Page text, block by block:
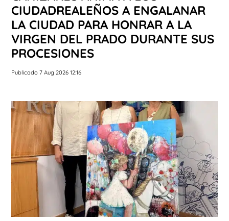
CIUDADREALEÑOS A ENGALANAR
LA CIUDAD PARA HONRAR A LA
VIRGEN DEL PRADO DURANTE SUS
PROCESIONES
Publicado 7 Aug 2026 12:16